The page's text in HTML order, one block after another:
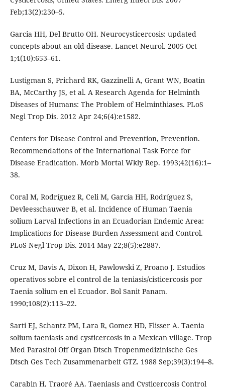
Feb;13(2):230–5.
Garcia HH, Del Brutto OH. Neurocysticercosis: updated
concepts about an old disease. Lancet Neurol. 2005 Oct
1;4(10):653–61.
Lustigman S, Prichard RK, Gazzinelli A, Grant WN, Boatin
BA, McCarthy JS, et al. A Research Agenda for Helminth
Diseases of Humans: The Problem of Helminthiases. PLoS
Negl Trop Dis. 2012 Apr 24;6(4):e1582.
Centers for Disease Control and Prevention, Prevention.
Recommendations of the International Task Force for
Disease Eradication. Morb Mortal Wkly Rep. 1993;42(16):1–
38.
Coral M, Rodríguez R, Celi M, García HH, Rodríguez S,
Devleesschauwer B, et al. Incidence of Human Taenia
solium Larval Infections in an Ecuadorian Endemic Area:
Implications for Disease Burden Assessment and Control.
PLoS Negl Trop Dis. 2014 May 22;8(5):e2887.
Cruz M, Davis A, Dixon H, Pawlowski Z, Proano J. Estudios
operativos sobre el control de la teniasis/cisticercosis por
Taenia solium en el Ecuador. Bol Sanit Panam.
1990;108(2):113–22.
Sarti EJ, Schantz PM, Lara R, Gomez HD, Flisser A. Taenia
solium taeniasis and cysticercosis in a Mexican village. Trop
Med Parasitol Off Organ Dtsch Tropenmedizinische Ges
Dtsch Ges Tech Zusammenarbeit GTZ. 1988 Sep;39(3):194–8.
Carabin H, Traoré AA. Taeniasis and Cysticercosis Control